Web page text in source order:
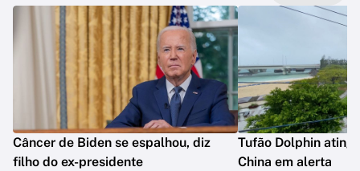
Câncer de Biden se espalhou, diz
filho do ex-presidente
Tufão Dolphin
China em alerta